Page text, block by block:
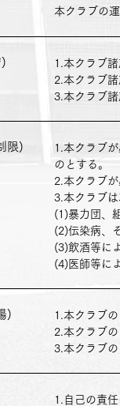
本クラブの
1.本クラブ
2.本クラブ
3.本クラブ
限)
1.本クラブ
のとする。
2.本クラブ
3.本クラブ
(1)暴力団、
(2)伝染病、
(3)飲酒等に
(4)医師等に
)
1.本クラブ
2.本クラブ
3.本クラブ
1.自己の責